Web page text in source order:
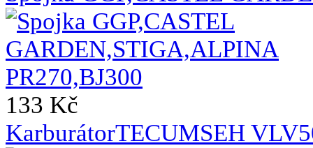
133 Kč
KarburátorTECUMSEH